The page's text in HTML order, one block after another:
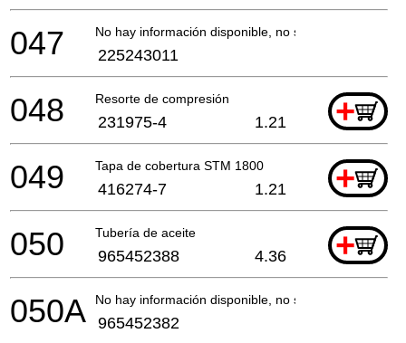
No hay información disponible, no se puede pedir
047 225243011
Resorte de compresión +
048 231975-4 1.21
Tapa de cobertura STM 1800 +
049 416274-7 1.21
Tubería de aceite +
050 965452388 4.36
No hay información disponible, no se puede pedir
050A 965452382